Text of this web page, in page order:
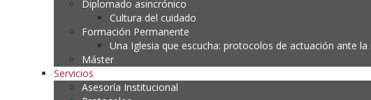
Diplomado asincrónico
Cultura del cuidado
Formación Permanente
Una Iglesia que escucha: protocolos de actuación ante
Máster
Servicios
Asesoría Institucional